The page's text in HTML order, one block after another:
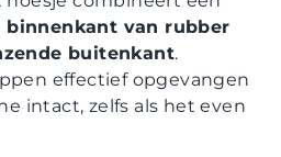
binnenkant van rubber
buitenkant.
effectief opgevangen
intact, zelfs als het even